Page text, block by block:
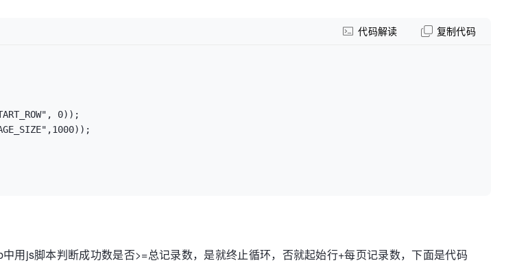
0));
代码解读 复制代码
用js脚本判断成功数是否>=总记录数，是就终止循环，否就起始行+每页记录数，下面是代码